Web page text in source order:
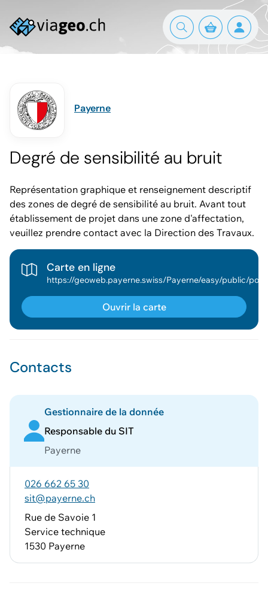
Payerne
Degré de sensibilité au bruit
Représentation graphique et renseignement descriptif
des zones de degré de sensibilité au bruit. Avant tout
établissement de projet dans une zone d'affectation,
veuillez prendre contact avec la Direction des Travaux.
Contacts
Gestionnaire de la donnée
Responsable du SIT
Payerne
026 662 65 30
sit@payerne.ch
Rue de Savoie 1
Service technique
1530 Payerne
Carte en ligne
Ouvrir la carte